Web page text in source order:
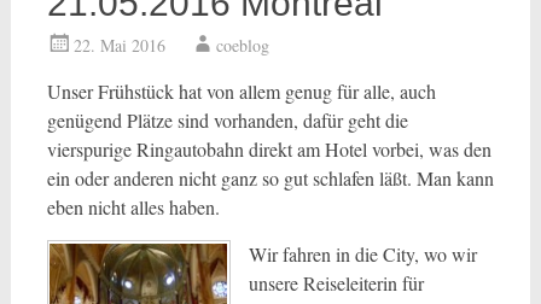
22. Mai 2016 coeblog
Unser Frühstück hat von allem genug für alle, auch
genügend Plätze sind vorhanden, dafür geht die
vierspurige Ringautobahn direkt am Hotel vorbei, was den
ein oder anderen nicht ganz so gut schlafen läßt. Man kann
eben nicht alles haben.
Wir fahren in die City, wo wir
unsere Reiseleiterin für